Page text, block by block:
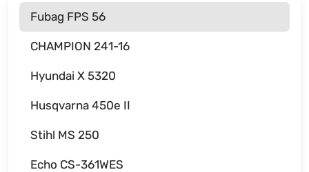
Fubag FPS 56
CHAMPION 241-16
Hyundai X 5320
Husqvarna 450e II
Stihl MS 250
Echo CS-361WES